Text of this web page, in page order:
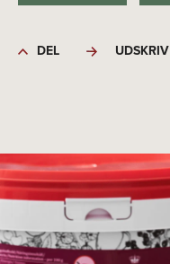
DEL UDSKRIV